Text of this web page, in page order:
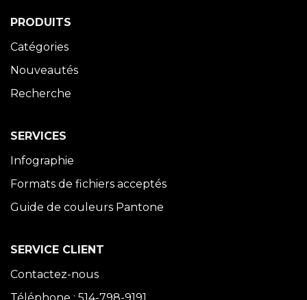
PRODUITS
Catégories
Nouveautés
Recherche
SERVICES
Infographie
Formats de fichiers acceptés
Guide de couleurs Pantone
SERVICE CLIENT
Contactez-nous